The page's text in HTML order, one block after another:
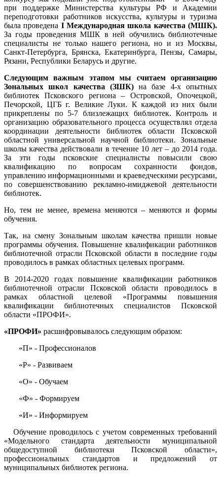
при поддержке Министерства культуры РФ и Академии
переподготовки работников искусства, культуры и туризма
была проведена IМеждународная школа качества (МШК).
За годы проведения МШК в ней обучились библиотечные
специалисты не только нашего региона, но и из Москвы,
Санкт-Петербурга, Брянска, Екатеринбурга, Пензы, Самары,
Рязани, Республики Беларусь и другие.
Следующим важным этапом мы считаем организацию
Зональных школ качества (ЗШК)на базе 4-х опытных
библиотек Псковского региона – Островской, Опочецкой,
Печорской, ЦГБ г. Великие Луки. К каждой из них были
прикреплены по 5-7 близлежащих библиотек. Контроль и
организацию образовательного процесса осуществлял отдела
координации деятельности библиотек области Псковской
областной универсальной научной библиотеки. Зональные
школы качества действовали в течение 10 лет – до 2014 года.
За эти годы псковские специалисты повысили свою
квалификацию по вопросам сохранности фондов,
управлению информационными и краеведческими ресурсами,
по совершенствованию рекламно-имиджевой деятельности
библиотек.
Но, тем не менее, времена меняются – меняются и формы
обучения.
Так, на смену Зональным школам качества пришли новые
программы обучения. Повышение квалификации работников
библиотечной отрасли Псковской области в последние годы
проводилось в рамках областных целевых программ.
В 2014-2020 годах повышение квалификации работников
библиотечной отрасли Псковской области проводилось в
рамках областной целевой «Программы повышения
квалификации библиотечных специалистов Псковской
области «ПРОФИ».
«ПРОФИ» расшифровывалось следующим образом:
«П» - Профессионалов
«Р» - Развиваем
«О» - Обучаем
«Ф» - Формируем
«И» - Информируем
Обучение проводилось с учетом современных требований
«Модельного стандарта деятельности муниципальной
общедоступной библиотеки Псковской области»,
профессиональных стандартов и предложений от
муниципальных библиотек региона.